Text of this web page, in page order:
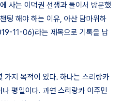
사는 이덕권 선생과 둘이서 방문했
팅 해야 하는 이유, 아산 담마위하
11-06)라는 제목으로 기록을 남
가지 목적이 있다. 하나는 스리랑카
나 평일이다. 과연 스리랑카 이주민